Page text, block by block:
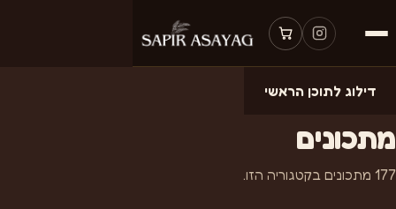
דילוג לתוכן הראשי
מהמטבח של ספיר
מתכונים
177 מתכונים בקטגוריה הזו.